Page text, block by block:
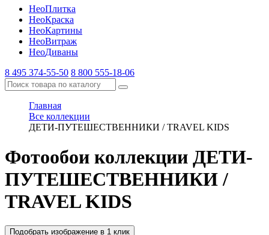
НеоПлитка
НеоКраска
НеоКартины
НеоВитраж
НеоДиваны
8 495 374-55-50 8 800 555-18-06
Главная
Все коллекции
ДЕТИ-ПУТЕШЕСТВЕННИКИ / TRAVEL KIDS
Фотообои коллекции ДЕТИ-
ПУТЕШЕСТВЕННИКИ /
TRAVEL KIDS
Подобрать изображение в 1 клик